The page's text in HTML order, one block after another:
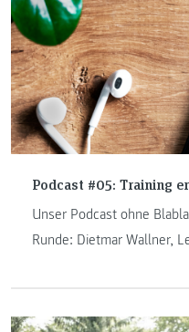
Schwerpunkte in der
erreichen möchte.
Podcast #05: Training
Unser Podcast ohne
Runde: Dietmar Wallner,